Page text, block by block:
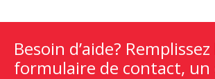
Besoin d’aide? Remplissez
formulaire de contact, un